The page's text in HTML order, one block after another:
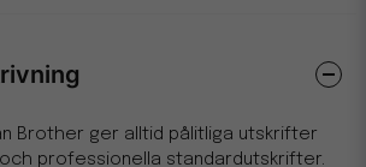
Brother ger alltid pålitliga utskrifter
professionella standardutskrifter.